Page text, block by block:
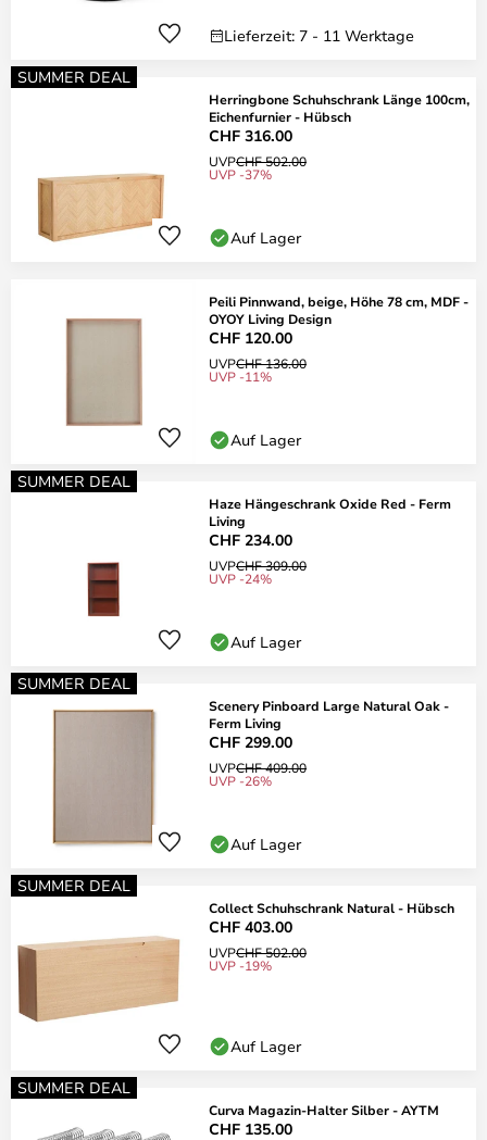
Lieferzeit: 7 - 11 Werktage
SUMMER DEAL
Herringbone Schuhschrank Länge 100cm,
Eichenfurnier - Hübsch
CHF 316.00
UVPCHF 502.00
UVP -37%
Auf Lager
Peili Pinnwand, beige, Höhe 78 cm, MDF -
OYOY Living Design
CHF 120.00
UVPCHF 136.00
UVP -11%
Auf Lager
SUMMER DEAL
Haze Hängeschrank Oxide Red - Ferm
Living
CHF 234.00
UVPCHF 309.00
UVP -24%
Auf Lager
SUMMER DEAL
Scenery Pinboard Large Natural Oak -
Ferm Living
CHF 299.00
UVPCHF 409.00
UVP -26%
Auf Lager
SUMMER DEAL
Collect Schuhschrank Natural - Hübsch
CHF 403.00
UVPCHF 502.00
UVP -19%
Auf Lager
SUMMER DEAL
Curva Magazin-Halter Silber - AYTM
CHF 135.00